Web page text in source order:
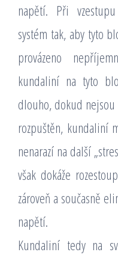
napětí. Při
systém tak, aby tyto
provázeno
kundaliní na tyto
dlouho, dokud nejsou
rozpuštěn, kundaliní
nenarazí na další
však dokáže
zároveň a současně
napětí.
Kundaliní tedy na